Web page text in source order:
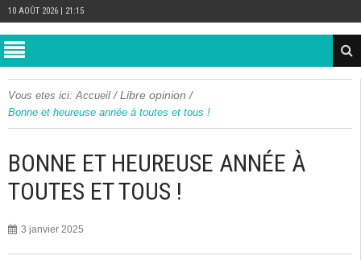
10 AOÛT 2026 | 21:15
Vous etes ici: Accueil /Libre opinion /
Bonne et heureuse année à toutes et tous !
BONNE ET HEUREUSE ANNÉE À
TOUTES ET TOUS !
3 janvier 2025